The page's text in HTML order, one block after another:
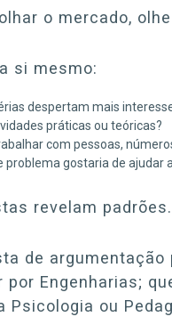
o mercado,
si mesmo:
despertam mais
práticas ou teóricas?
com pessoas,
problema gostaria de ajudar
revelam padrões.
de
por Engenharias;
Psicologia ou